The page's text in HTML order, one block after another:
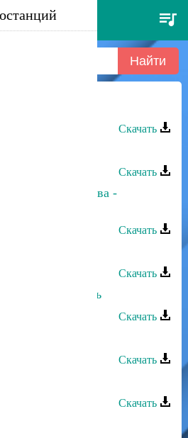
- спою
Спою
Скачать
Скачать
Насруллаева -
Скачать
века
Скачать
Безумная любовь
Скачать
Скачать
Скачать
Марина